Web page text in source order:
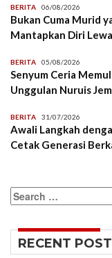
BERITA 06/08/2026
Bukan Cuma Murid
Mantapkan Diri
BERITA 05/08/2026
Senyum Ceria
Unggulan Nuruis
BERITA 31/07/2026
Awali Langkah
Cetak Generasi
Search
for:
RECENT